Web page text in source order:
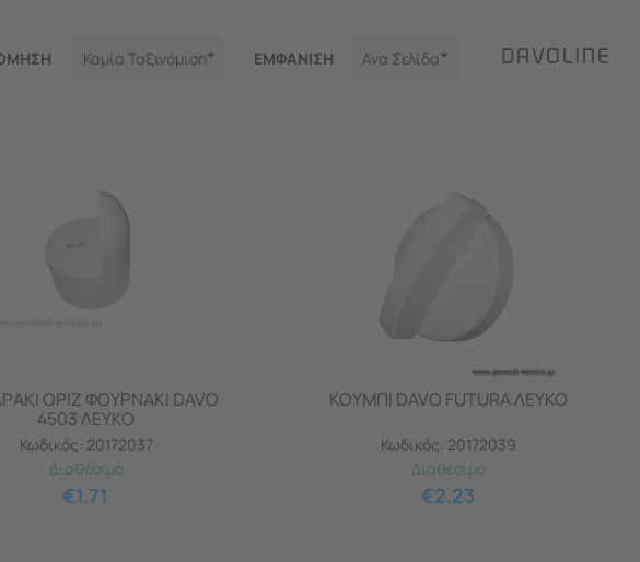
Καμία Ταξινόμιση ΕΜΦΑNΙΣΗ Ανα Σελίδα
ΟΡΙΖ ΦΟΥΡΝAKI DAVO
4503 ΛΕΥΚΟ
Κωδικός: 20172037
Διαθέσιμο
€1.71
ΚΟΥΜΠΙ DAVO FUTURA ΛΕΥΚΟ
Κωδικός: 20172039
Διαθέσιμο
€2.23